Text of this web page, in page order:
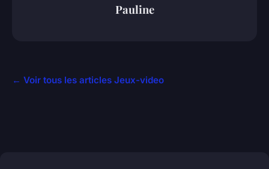
Pauline
← Voir tous les articles Jeux-video